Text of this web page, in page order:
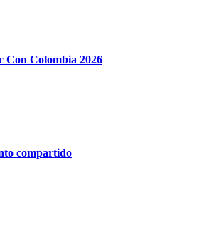
Con Colombia 2026
compartido